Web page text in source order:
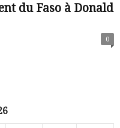
du Faso à Donald
0